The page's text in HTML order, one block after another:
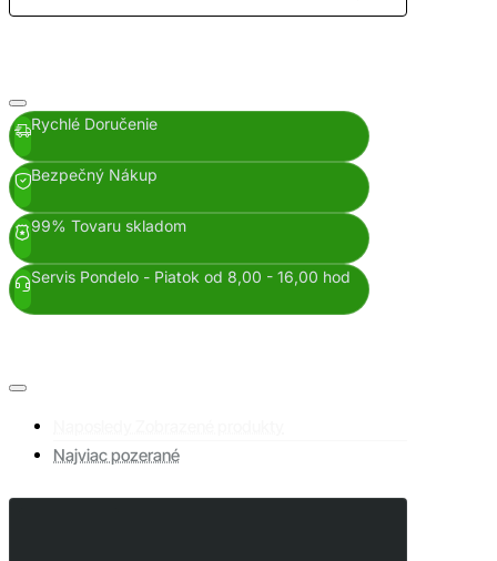
Rychlé Doručenie
Bezpečný Nákup
99% Tovaru skladom
Servis Pondelo - Piatok od 8,00 - 16,00 hod
Najviac pozerané